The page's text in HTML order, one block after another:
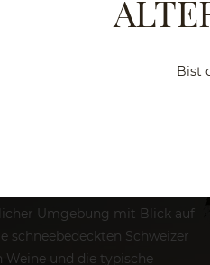
Umgebung mit Blick auf
schneebedeckten Schweizer
Weine und die typische
Bist